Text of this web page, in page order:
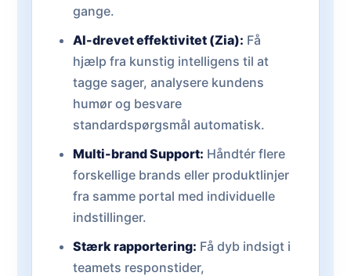
gange.
AI-drevet effektivitet (Zia): Få
hjælp fra kunstig intelligens til at
tagge sager, analysere kundens
humør og besvare
standardspørgsmål automatisk.
Multi-brand Support: Håndtér flere
forskellige brands eller produktlinjer
fra samme portal med individuelle
indstillinger.
Stærk rapportering: Få dyb indsigt i
teamets responstider,